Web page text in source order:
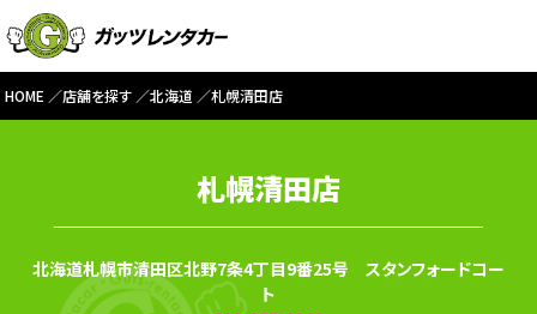
HOME 店舗を探す 北海道 札幌清田店
札幌清田店
北海道札幌市清田区北野7条4丁目9番25号 スタンフォードコー
ト